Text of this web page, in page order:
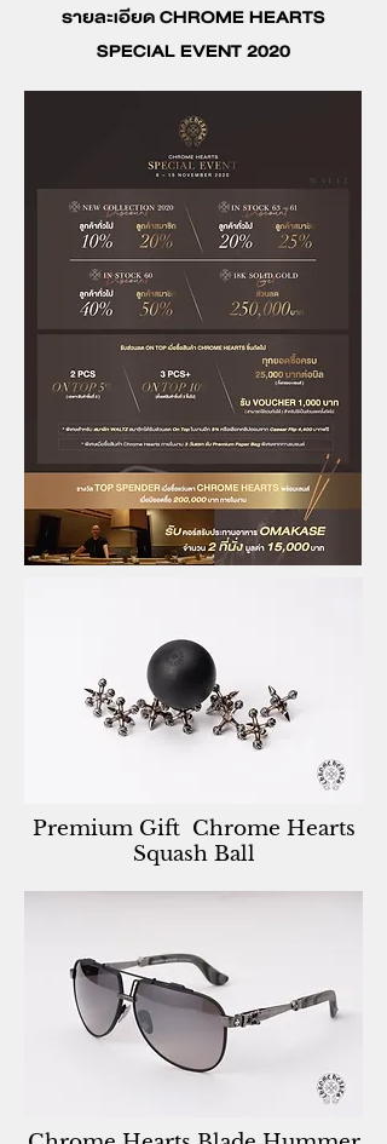
รายละเอียด CHROME HEARTS
SPECIAL EVENT 2020
Premium Gift Chrome Hearts
Squash Ball